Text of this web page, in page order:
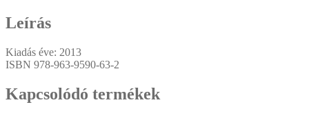
Leírás
Kiadás éve: 2013
ISBN 978-963-9590-63-2
Kapcsolódó termékek